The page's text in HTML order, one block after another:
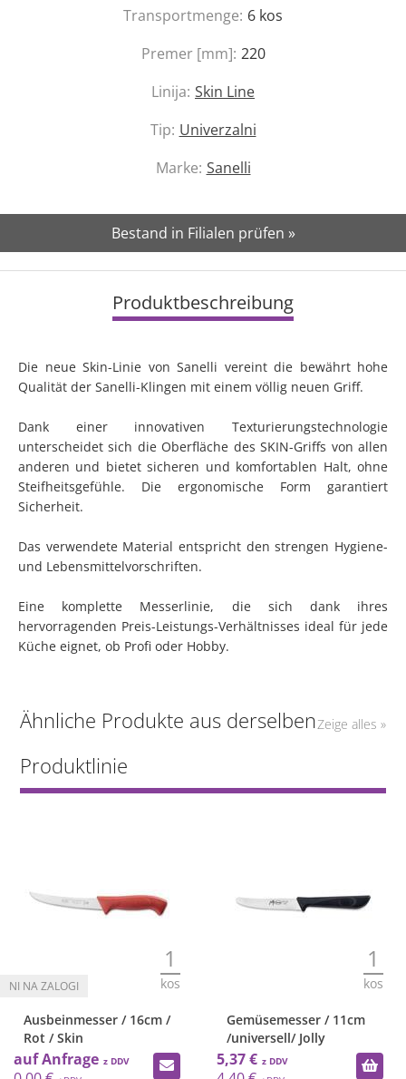
Transportmenge: 6 kos
Premer [mm]: 220
Linija: Skin Line
Tip: Univerzalni
Marke: Sanelli
Bestand in Filialen prüfen »
Produktbeschreibung
Die neue Skin-Linie von Sanelli vereint die bewährt hohe
Qualität der Sanelli-Klingen mit einem völlig neuen Griff.
Dank einer innovativen Texturierungstechnologie
unterscheidet sich die Oberfläche des SKIN-Griffs von allen
anderen und bietet sicheren und komfortablen Halt, ohne
Steifheitsgefühle. Die ergonomische Form garantiert
Sicherheit.
Das verwendete Material entspricht den strengen Hygiene-
und Lebensmittelvorschriften.
Eine komplette Messerlinie, die sich dank ihres
hervorragenden Preis-Leistungs-Verhältnisses ideal für jede
Küche eignet, ob Profi oder Hobby.
Ähnliche Produkte aus derselben
Produktlinie
Zeige alles »
1
kos
Ausbeinmesser / 16cm /
Rot / Skin
auf Anfrage
1
kos
Gemüsemesser / 11cm
/universell/ Jolly
5,37 €